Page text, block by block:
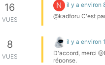
16
VUES
N
il y a environ
@kadforu C'est
8
VUES
il y a environ
D'accord, merci
réponse.